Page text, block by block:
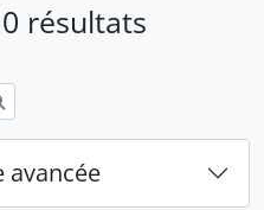
résultats
avancée